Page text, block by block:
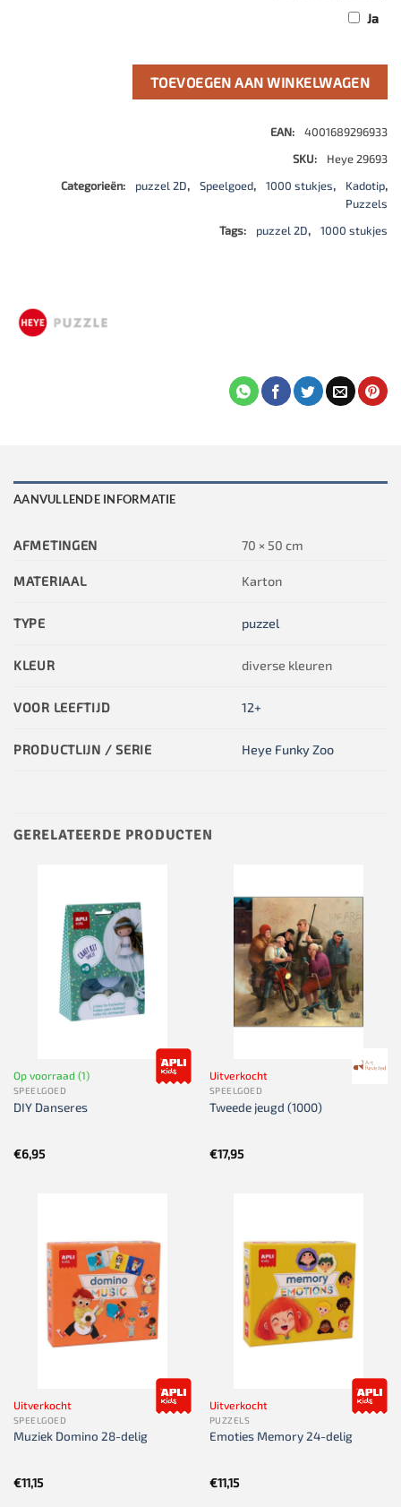
Ja
TOEVOEGEN AAN WINKELWAGEN
EAN:
4001689296933
SKU:
Heye 29693
Categorieën:
puzzel 2D, Speelgoed, 1000 stukjes, Kadotip,
Puzzels
Tags:
puzzel 2D, 1000 stukjes
AANVULLENDE INFORMATIE
AFMETINGEN 70 × 50 cm
MATERIAAL Karton
TYPE puzzel
KLEUR diverse kleuren
VOOR LEEFTIJD 12+
PRODUCTLIJN / SERIE Heye Funky Zoo
GERELATEERDE PRODUCTEN
Op voorraad (1)
SPEELGOED
DIY Danseres
€6,95
Uitverkocht
SPEELGOED
Tweede jeugd (1000)
€17,95
Uitverkocht
SPEELGOED
Muziek Domino 28-delig
€11,15
Uitverkocht
PUZZELS
Emoties Memory 24-delig
€11,15